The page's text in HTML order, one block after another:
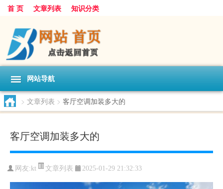
首 页 文章列表 知识分类
网站导航
> 文章列表 > 客厅空调加装多大的
客厅空调加装多大的
网友:kt 文章列表 2025-01-29 21:32:33